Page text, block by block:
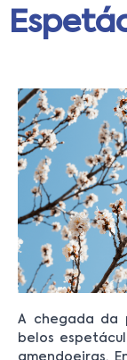
A chegada da
belos